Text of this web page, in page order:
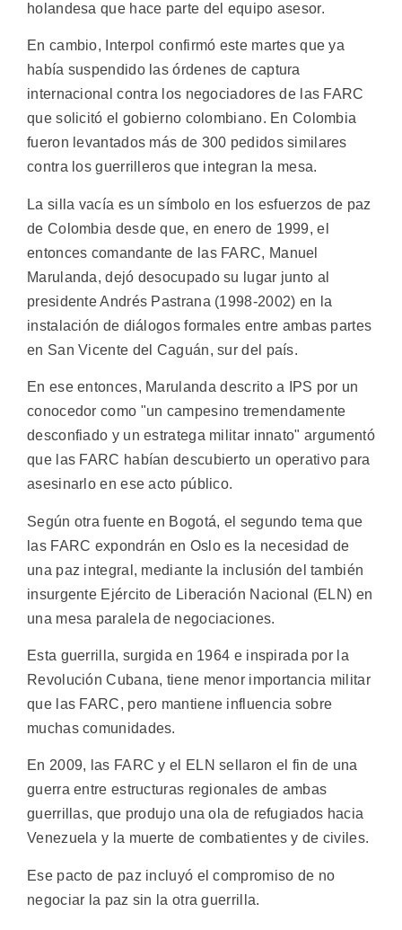
holandesa que hace parte del equipo asesor.
En cambio, Interpol confirmó este martes que ya
había suspendido las órdenes de captura
internacional contra los negociadores de las FARC
que solicitó el gobierno colombiano. En Colombia
fueron levantados más de 300 pedidos similares
contra los guerrilleros que integran la mesa.
La silla vacía es un símbolo en los esfuerzos de paz
de Colombia desde que, en enero de 1999, el
entonces comandante de las FARC, Manuel
Marulanda, dejó desocupado su lugar junto al
presidente Andrés Pastrana (1998-2002) en la
instalación de diálogos formales entre ambas partes
en San Vicente del Caguán, sur del país.
En ese entonces, Marulanda descrito a IPS por un
conocedor como "un campesino tremendamente
desconfiado y un estratega militar innato" argumentó
que las FARC habían descubierto un operativo para
asesinarlo en ese acto público.
Según otra fuente en Bogotá, el segundo tema que
las FARC expondrán en Oslo es la necesidad de
una paz integral, mediante la inclusión del también
insurgente Ejército de Liberación Nacional (ELN) en
una mesa paralela de negociaciones.
Esta guerrilla, surgida en 1964 e inspirada por la
Revolución Cubana, tiene menor importancia militar
que las FARC, pero mantiene influencia sobre
muchas comunidades.
En 2009, las FARC y el ELN sellaron el fin de una
guerra entre estructuras regionales de ambas
guerrillas, que produjo una ola de refugiados hacia
Venezuela y la muerte de combatientes y de civiles.
Ese pacto de paz incluyó el compromiso de no
negociar la paz sin la otra guerrilla.